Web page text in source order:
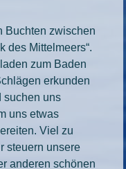
Buchten zwischen
des Mittelmeers“.
zum Baden
erkunden
suchen uns
uns etwas
Viel zu
steuern unsere
anderen schönen